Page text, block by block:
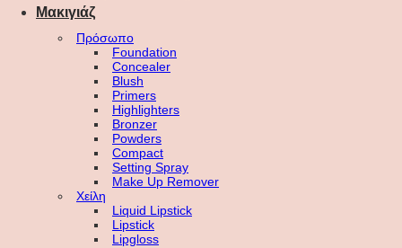
Μακιγιάζ
Πρόσωπο
Foundation
Concealer
Blush
Primers
Highlighters
Bronzer
Powders
Compact
Setting Spray
Make Up Remover
Χείλη
Liquid Lipstick
Lipstick
Lipgloss